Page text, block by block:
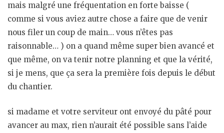
mais malgré une fréquentation en forte baisse (
comme si vous aviez autre chose a faire que de venir
nous filer un coup de main… vous n’êtes pas
raisonnable… ) on a quand même super bien avancé et
que même, on va tenir notre planning et que la vérité,
si je mens, que ça sera la première fois depuis le début
du chantier.
si madame et votre serviteur ont envoyé du pâté pour
avancer au max, rien n’aurait été possible sans l’aide